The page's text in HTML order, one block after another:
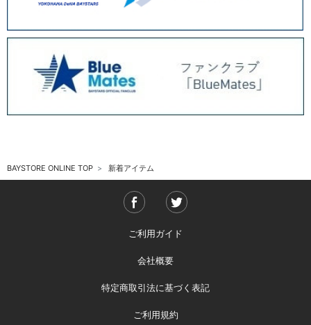
BAYSTORE ONLINE TOP 新着アイテム
ご利用ガイド
会社概要
特定商取引法に基づく表記
ご利用規約